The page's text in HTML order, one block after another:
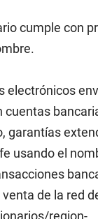
cumple con
electrónicos
garantías
usando el
de la red
region-